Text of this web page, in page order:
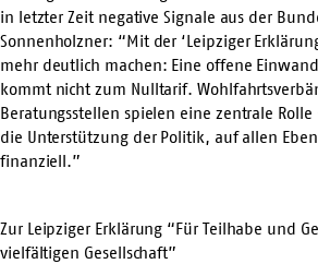
in letzter Zeit negative Signale aus der
Sonnenholzner: “Mit der ‘Leipziger
mehr deutlich machen: Eine offene
kommt nicht zum Nulltarif.
Beratungsstellen spielen eine zentrale
die Unterstützung der Politik, auf allen
finanziell.”
Zur Leipziger Erklärung “Für Teilhabe und
vielfältigen Gesellschaft”